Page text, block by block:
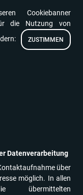
Cookiebanner
die Nutzung von
ZUSTIMMEN
Datenverarbeitung
über
möglich. In allen
übermittelten